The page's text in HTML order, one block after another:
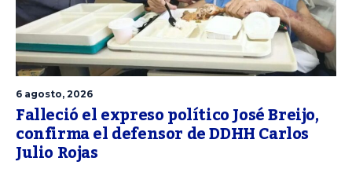
6 agosto, 2026
Falleció el expreso político José Breijo,
confirma el defensor de DDHH Carlos
Julio Rojas